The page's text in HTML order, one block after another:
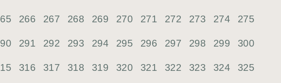
266 267 268 269 270 271 272 273 274 275
291 292 293 294 295 296 297 298 299 300
316 317 318 319 320 321 322 323 324 325